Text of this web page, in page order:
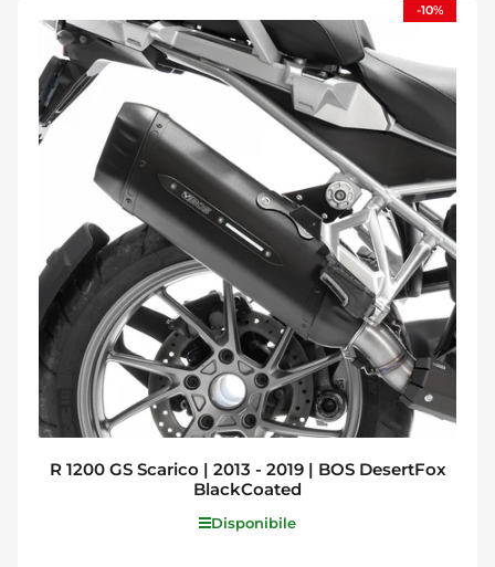
-10%
R 1200 GS Scarico | 2013 - 2019 | BOS DesertFox
BlackCoated
Disponibile